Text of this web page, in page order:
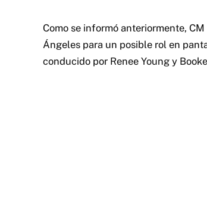
Como se informó anteriormente,
Ángeles para un posible rol en
conducido por Renee Young y